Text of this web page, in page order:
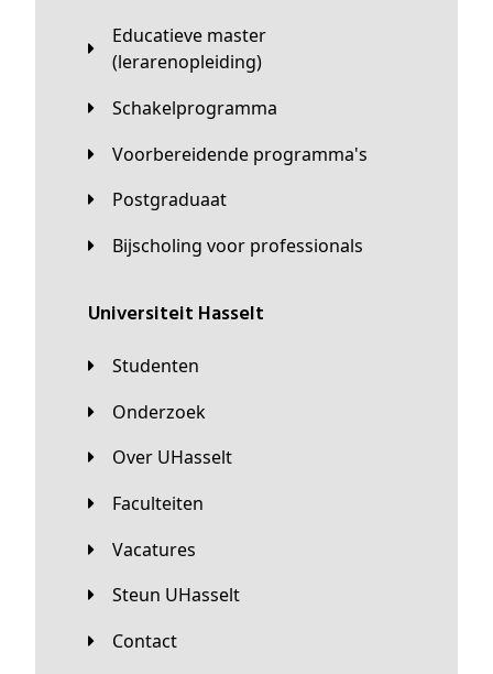
Educatieve master
(lerarenopleiding)
Schakelprogramma
Voorbereidende programma's
Postgraduaat
Bijscholing voor professionals
universiteit Hasselt
Studenten
Onderzoek
Over UHasselt
Faculteiten
Vacatures
Steun UHasselt
Contact